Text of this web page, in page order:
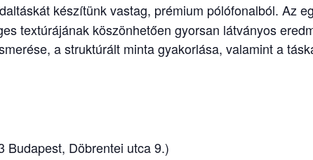
készítünk vastag, prémium pólófonalból. Az
textúrájának köszönhetően gyorsan látványos
a struktúrált minta gyakorlása, valamint a
Budapest, Döbrentei utca 9.)